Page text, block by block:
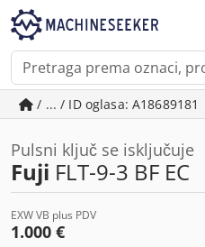
/ ... / ID oglasa: A18689181
Pulsni ključ se isključuje
Fuji FLT-9-3 BF EC
EXW VB plus PDV
1.000 €